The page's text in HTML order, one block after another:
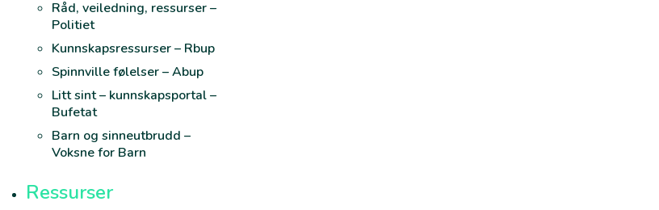
Råd, veiledning, ressurser –
Politiet
Kunnskapsressurser – Rbup
Spinnville følelser – Abup
Litt sint – kunnskapsportal –
Bufetat
Barn og sinneutbrudd –
Voksne for Barn
Ressurser